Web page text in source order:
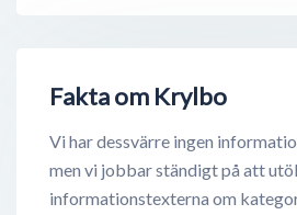
Fakta om Krylbo
Vi har dessvärre ingen
men vi jobbar ständigt på att
informationstexterna om